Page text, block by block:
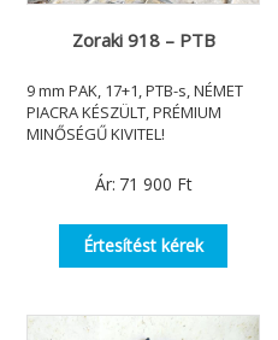
Zoraki 918 – PTB
9 mm PAK, 17+1, PTB-s, NÉMET
PIACRA KÉSZÜLT, PRÉMIUM
MINŐSÉGŰ KIVITEL!
Ár: 71 900 Ft
Értesítést kérek